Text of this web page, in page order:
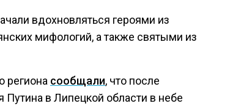
вдохновляться героями из
мифологий, а также святыми из
региона сообщали, что после
в Липецкой области в небе